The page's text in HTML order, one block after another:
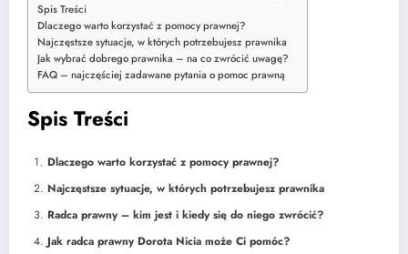
Spis Treści
Dlaczego warto korzystać z pomocy prawnej?
Najczęstsze sytuacje, w których potrzebujesz prawnika
Jak wybrać dobrego prawnika – na co zwrócić uwagę?
FAQ – najczęściej zadawane pytania o pomoc prawną
Spis Treści
Dlaczego warto korzystać z pomocy prawnej?
Najczęstsze sytuacje, w których potrzebujesz prawnika
Radca prawny – kim jest i kiedy się do niego zwrócić?
Jak radca prawny Dorota Nicia może Ci pomóc?